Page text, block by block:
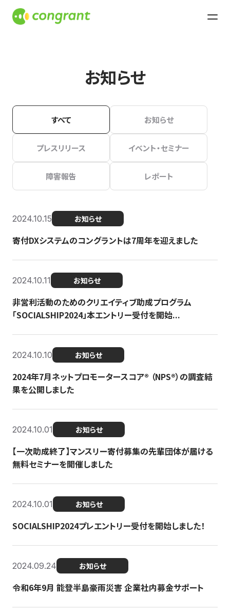
お知らせ
すべて お知らせ
プレスリリース イベント・セミナー
障害報告 レポート
2024.10.15 お知らせ
寄付DXシステムのコングラントは7周年を迎えました
2024.10.11 お知らせ
非営利活動のためのクリエイティブ助成プログラム
「SOCIALSHIP2024」本エントリー受付を開始...
2024.10.10 お知らせ
2024年7月ネットプロモータースコア®︎ （NPS®︎）の調査結
果を公開しました
2024.10.01 お知らせ
【一次助成終了】マンスリー寄付募集の先輩団体が届ける
無料セミナーを開催しました
2024.10.01 お知らせ
SOCIALSHIP2024プレエントリー受付を開始しました！
2024.09.24 お知らせ
令和6年9月 能登半島豪雨災害 企業社内募金サポート